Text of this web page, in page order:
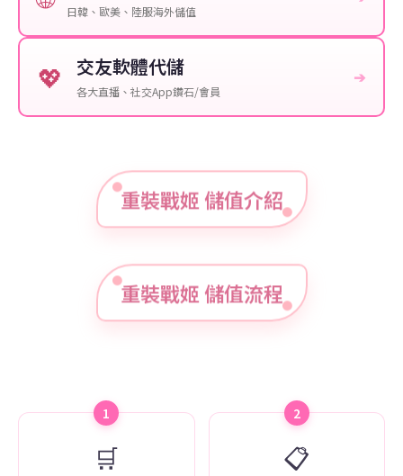
日韓、歐美、陸服海外儲值
💖 交友軟體代儲
各大直播、社交App鑽石/會員
➔
重裝戰姬 儲值介紹
重裝戰姬 儲值流程
1
🛒
2
📋